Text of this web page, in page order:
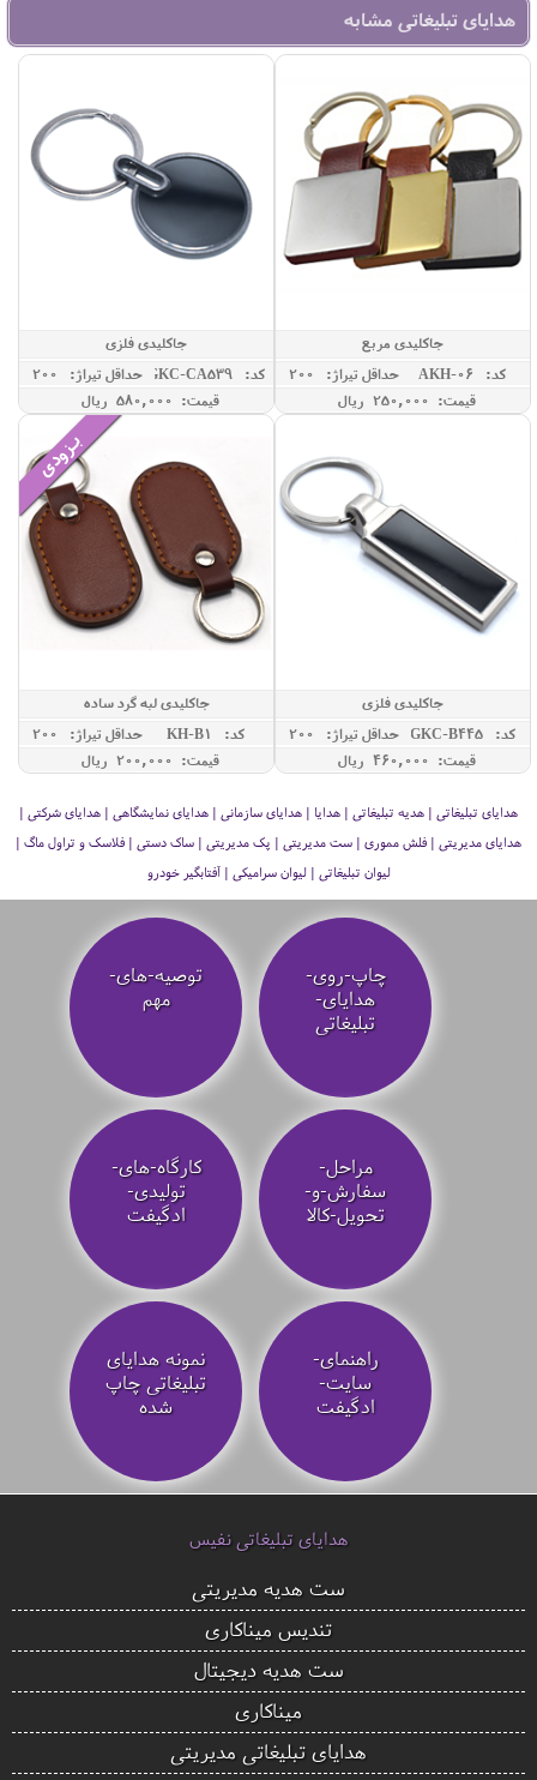
هدایای تبلیغاتی مشابه
جاکلیدی مربع
کد: AKH-06
حداقل تيراژ: 200
قیمت: 250,000 ريال
جاکلیدی فلزی
کد: GKC-CA539
حداقل تيراژ: 200
قیمت: 580,000 ريال
جاکلیدی فلزی
کد: GKC-B445
حداقل تيراژ: 200
قیمت: 460,000 ريال
جاکلیدی لبه گرد ساده
کد: KH-B1
حداقل تيراژ: 200
قیمت: 200,000 ريال
هدایای تبلیغاتی | هدیه تبلیغاتی | هدایا | هدایای سازمانی | هدایای نمایشگاهی | هدایای شرکتی |
هدایای مدیریتی | فلش مموری | ست مدیریتی | پک مدیریتی | ساک دستی | فلاسک و تراول ماگ |
لیوان تبلیغاتی | لیوان سرامیکی | آفتابگیر خودرو
چاپ-روی-
هدایای-
تبلیغاتی
توصیه‌-های-
مهم
مراحل-
سفارش-و-
تحویل-کالا
کارگاه-های-
تولیدی-
ادگیفت
راهنمای-
سایت-
ادگیفت
نمونه هدایای
تبلیغاتی چاپ
شده
هدایای تبلیغاتی نفیس
ست هدیه مدیریتی
تندیس میناکاری
ست هدیه دیجیتال
میناکاری
هدایای تبلیغاتی مدیریتی